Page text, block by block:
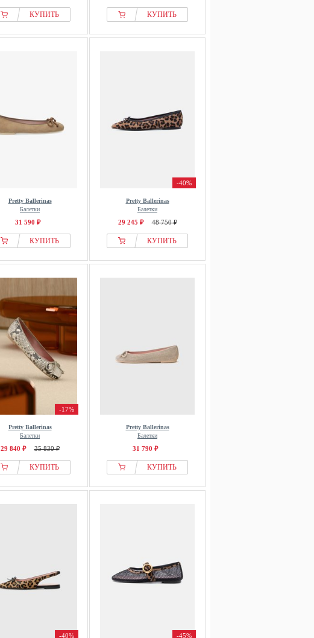
КУПИТЬ КУПИТЬ
Pretty Ballerinas
Балетки
31 590 ₽
КУПИТЬ
-40%
Pretty Ballerinas
Балетки
29 245 ₽ 48 750 ₽
КУПИТЬ
-17%
Pretty Ballerinas
Балетки
29 840 ₽ 35 830 ₽
КУПИТЬ
Pretty Ballerinas
Балетки
31 790 ₽
КУПИТЬ
-40% -45%